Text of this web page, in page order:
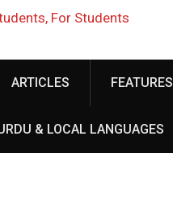
For Students
ARTICLES FEATURES
& LOCAL LANGUAGES